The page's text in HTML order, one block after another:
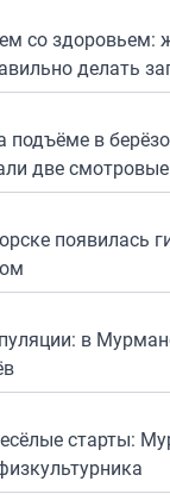
со здоровьем:
делать
подъёме в
две
появилась
в
старты: